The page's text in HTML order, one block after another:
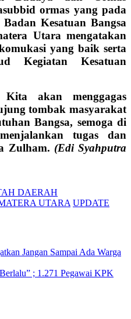
ormas yang pada
Kesatuan Bangsa
Utara mengatakan
yang baik serta
Kegiatan Kesatuan
akan menggagas
tombak masyarakat
Bangsa, semoga di
tugas dan
Zulham. (Edi Syahputra
DAERAH
UTARA UPDATE
Jangan Sampai Ada Warga
; 1.271 Pegawai KPK